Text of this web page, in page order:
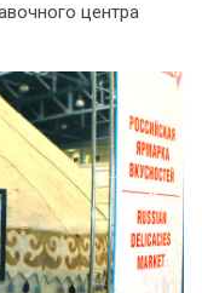
центра